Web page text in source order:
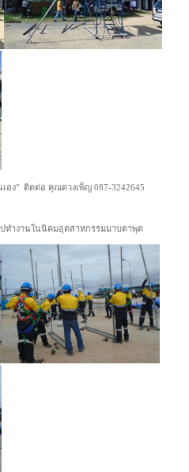
อง" ติดต่อ คุณดวงเพ็ญ 087-3242645
ทำงานในนิคมอุตสาหกรรมมาบตาพุด